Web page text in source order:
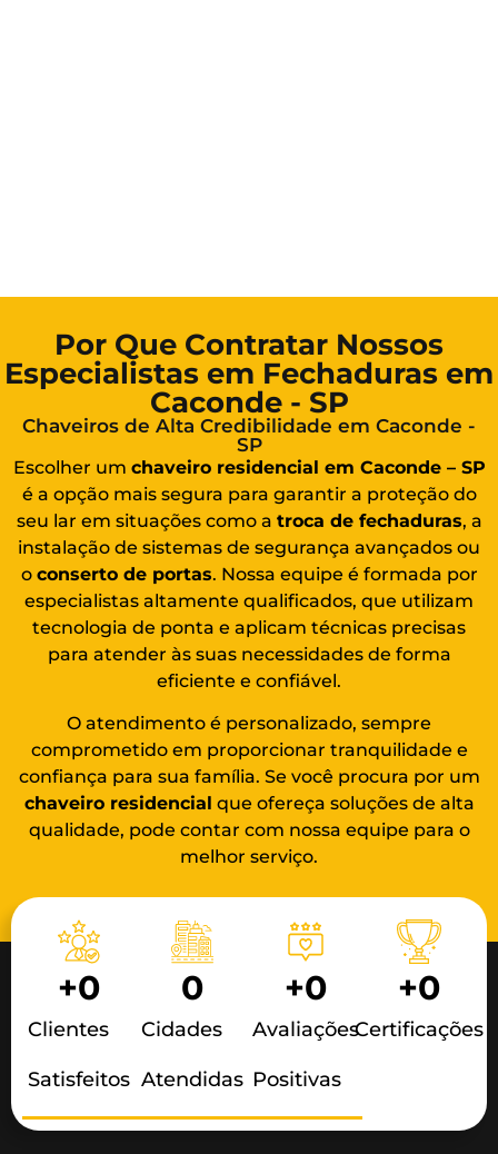
Por Que Contratar Nossos
Especialistas em Fechaduras em
Caconde - SP
Chaveiros de Alta Credibilidade em Caconde -
SP
Escolher um chaveiro residencial em Caconde – SP
é a opção mais segura para garantir a proteção do
seu lar em situações como a troca de fechaduras, a
instalação de sistemas de segurança avançados ou
o conserto de portas. Nossa equipe é formada por
especialistas altamente qualificados, que utilizam
tecnologia de ponta e aplicam técnicas precisas
para atender às suas necessidades de forma
eficiente e confiável.
O atendimento é personalizado, sempre
comprometido em proporcionar tranquilidade e
confiança para sua família. Se você procura por um
chaveiro residencial que ofereça soluções de alta
qualidade, pode contar com nossa equipe para o
melhor serviço.
Clientes
Satisfeitos
+0
Cidades
Atendidas
0
Avaliações
Positivas
+0
Certificações
+0